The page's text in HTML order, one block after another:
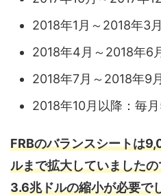
2018年1月～2018年3
2018年4月～2018年6
2018年7月～2018年9
2018年10月以降：毎
FRBのバランスシートは
ルまで拡大していました
3.6兆ドルの縮小が必要で